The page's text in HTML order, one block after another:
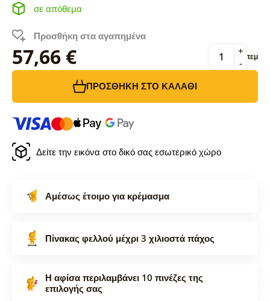
σε απόθεμα
Προσθήκη στα αγαπημένα
57,66 € -
+ τεμ
ΠΡΟΣΘΉΚΗ ΣΤΟ ΚΑΛΆΘΙ
Δείτε την εικόνα στο δικό σας εσωτερικό χώρο
Αμέσως έτοιμο για κρέμασμα
Πίνακας φελλού μέχρι 3 χιλιοστά πάχος
Η αφίσα περιλαμβάνει 10 πινέζες της
επιλογής σας